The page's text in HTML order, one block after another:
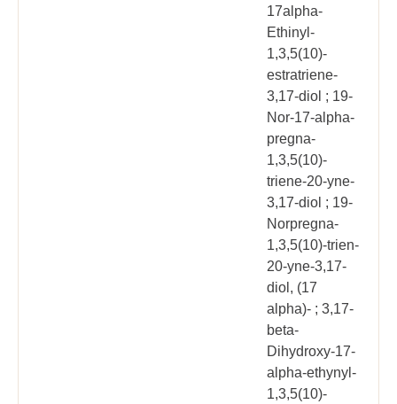
17alpha-
Ethinyl-
1,3,5(10)-
estratriene-
3,17-diol ; 19-
Nor-17-alpha-
pregna-
1,3,5(10)-
triene-20-yne-
3,17-diol ; 19-
Norpregna-
1,3,5(10)-trien-
20-yne-3,17-
diol, (17
alpha)- ; 3,17-
beta-
Dihydroxy-17-
alpha-ethynyl-
1,3,5(10)-